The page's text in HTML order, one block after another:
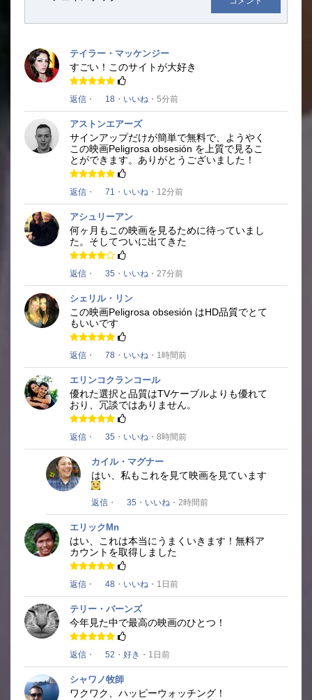
テイラー・マッケンジー
すごい！ このサイトが大好き
返信 ・ 18 ・ いいね ・5分前
アストンエアーズ
サインアップだけが簡単で無料で、ようやく
この映画Peligrosa obsesión を上質で見るこ
とができ ます。 ありがとうございました！
返信 ・ 71 ・ いいね ・12分前
アシュリーアン
何ヶ月もこの映画を見るために待っていまし
た。 そしてついに出てきた
返信 ・ 35 ・ いいね ・27分前
シェリル・リン
この映画Peligrosa obsesión はHD品質でとて
もいいです
返信 ・ 78 ・ いいね ・1時間前
エリンコクランコール
優れた選択と品質はTVケーブルよりも優れて
おり、冗談ではありません。
返信 ・ 35 ・ いいね ・8時間前
カイル・マグナー
はい、私もこれを見て映画を見ています
返信 ・ 35 ・ いいね ・2時間前
エリックMn
はい、これは本当にうまくいきます！ 無料ア
カウントを取得しました
返信 ・ 48 ・ いいね ・1日前
テリー・バーンズ
今年見た中で最高の映画のひとつ！
返信 ・ 52 ・ 好き ・1日前
シャワノ牧師
ワクワク、ハッピーウォッチング！